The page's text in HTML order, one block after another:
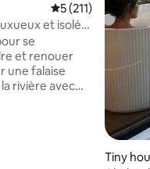
commentaires : 4,91 sur 5
Évaluation
5 (211)
et isolé
se
et renouer
rivière avec
Tiny